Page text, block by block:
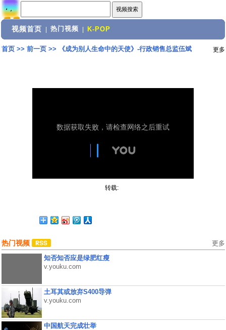
视频首页 热门视频 K-POP
首页>> 前一页>> 《成为别人生命中的天使》-行政销售总监伍斌 更多
转载:
热门视频 更多
知否知否应是绿肥红瘦
v.youku.com
土耳其或放弃S400导弹
v.youku.com
中国航天完成壮举